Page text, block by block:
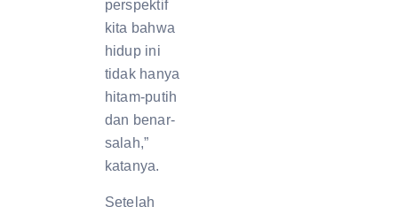
perspektif
kita bahwa
hidup ini
tidak hanya
hitam-putih
dan benar-
salah,”
katanya.
Setelah